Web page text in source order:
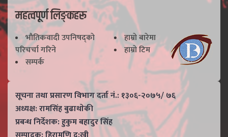
महत्वपूर्ण लिङ्कहरू
भाैतिकवादी उपनिषद्काे
परिचर्चा गरिने
हाम्राे बारेमा
हाम्राे टिम
सम्पर्क
सूचना तथा प्रसारण विभाग दर्ता नं.: १३०६-२०७५/ ७६
अध्यक्ष: रामसिंह बुढाथाेकी
प्रबन्ध निर्देशक: हुकुम बहादुर सिंह